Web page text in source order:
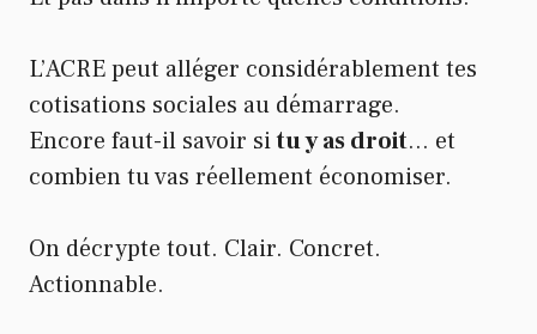
L’ACRE peut alléger considérablement tes
cotisations sociales au démarrage.
Encore faut-il savoir situ y as droit… et
combien tu vas réellement économiser.
On décrypte tout. Clair. Concret.
Actionnable.